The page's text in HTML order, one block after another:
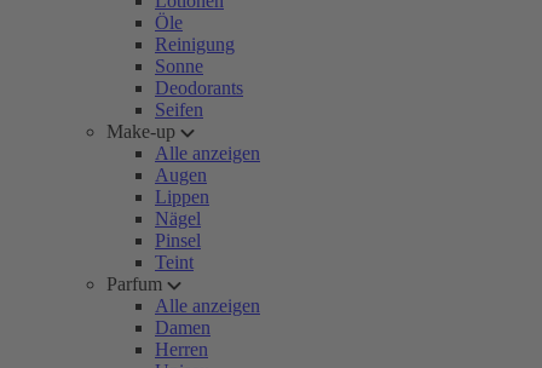
Öle
Reinigung
Sonne
Deodorants
Seifen
Make-up
Alle anzeigen
Augen
Lippen
Nägel
Pinsel
Teint
Parfum
Alle anzeigen
Damen
Herren